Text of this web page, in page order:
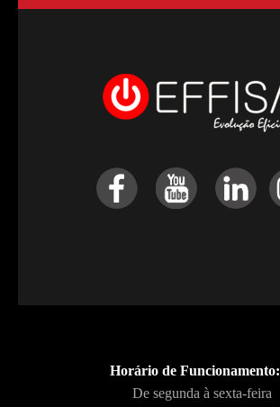
Horário de Funcionamento:
De segunda à sexta-feira